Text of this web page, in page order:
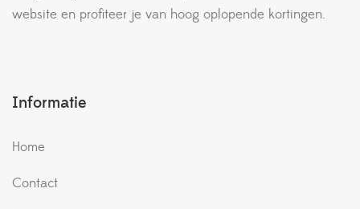
website en profiteer je van hoog oplopende kortingen.
Informatie
Home
Contact